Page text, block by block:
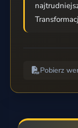
Pobierz